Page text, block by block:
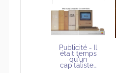
Publicité - Il
était temps
qu'un
capitaliste…